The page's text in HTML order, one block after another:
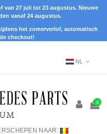
van 27 juli tot 23 augustus. Nieuwe
vanaf 24 augustus.
het zomerverlof, automatisch
checkout!
NL
0
NAAR: